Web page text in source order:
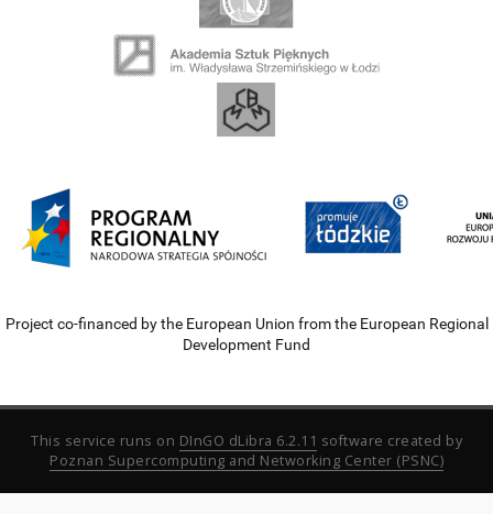
Project co-financed by the European Union from the European Regional
Development Fund
This service runs on DInGO dLibra 6.2.11 software created by
Poznan Supercomputing and Networking Center (PSNC)